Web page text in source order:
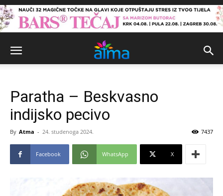
Paratha – Beskvasno
indijsko pecivo
By Atma - 24. studenoga 2024. 7437
Facebook WhatsApp X